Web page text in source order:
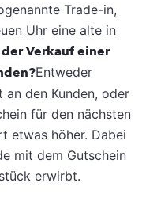
Trade-in,
Uhr eine alte in
Verkauf einer
Entweder
den Kunden, oder
für den nächsten
etwas höher. Dabei
mit dem Gutschein
erwirbt.